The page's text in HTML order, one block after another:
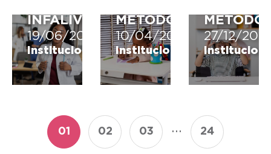
INFALÍVEIS!
19/06/2023
Institucional
MÉTODO!
10/04/2023
Institucional
27/12/
01 02 03 ... 24